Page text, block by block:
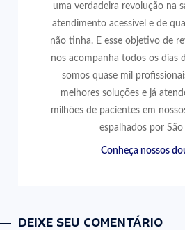
uma verdadeira revolução na
atendimento acessível e de
não tinha. E esse objetivo de
nos acompanha todos os dias
somos quase mil
melhores soluções e já
milhões de pacientes em
espalhados por São
Conheça nossos
DEIXE SEU COMENTÁRIO